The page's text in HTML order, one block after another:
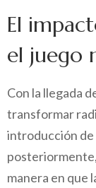
El
el juego
Con la llegada
transformar
introducción de
manera en que